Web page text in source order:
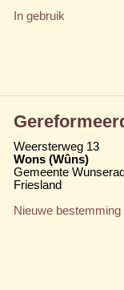
In gebruik
Weersterweg 13
Wons (Wûns)
Gemeente
Friesland
Nieuwe bestemming